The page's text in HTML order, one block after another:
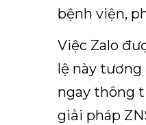
bệnh viện,
Việc Zalo
lệ này tương
ngay thông
giải pháp